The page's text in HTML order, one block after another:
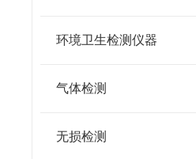
环境卫生检测仪器
气体检测
无损检测